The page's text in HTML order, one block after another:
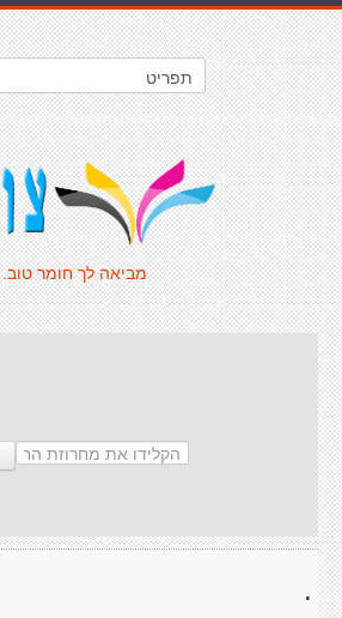
מביאה לך חומר טוב.
.